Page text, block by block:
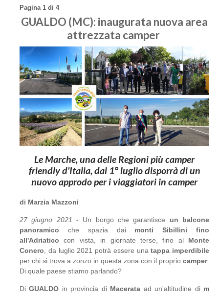
Pagina 1 di 4
GUALDO (MC): inaugurata nuova area
attrezzata camper
Le Marche, una delle Regioni più camper
friendly d'Italia, dal 1° luglio disporrà di un
nuovo approdo per i viaggiatori in camper
di Marzia Mazzoni
27 giugno 2021 - Un borgo che garantisce un balcone
panoramico che spazia dai monti Sibillini fino
all'Adriatico con vista, in giornate terse, fino al Monte
Conero , da luglio 2021 potrà essere una tappa imperdibile
per chi si trova a zonzo in questa zona con il proprio camper.
Di quale paese stiamo parlando?
DiGUALDO in provincia di Macerata ad un'altitudine di m